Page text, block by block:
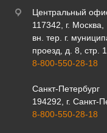
Центральный
117342, г. Москва,
вн. тер. г.
проезд, д. 8, стр. 1
8-800-550-28-18
Санкт-Петербург
194292, г. Санкт-
8-800-550-28-18